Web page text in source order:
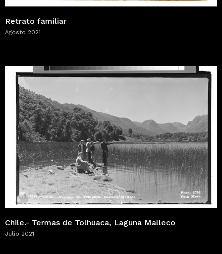
Retrato familiar
Agosto 2021
Chile.- Termas de Tolhuaca, Laguna Malleco
Julio 2021